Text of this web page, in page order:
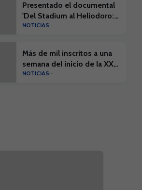
Presentado el documental
'Del Stadium al Heliodoro:
Cien años de historia'
NOTICIAS
Más de mil inscritos a una
semana del inicio de la XX
Edición del Campus Suma y
NOTICIAS